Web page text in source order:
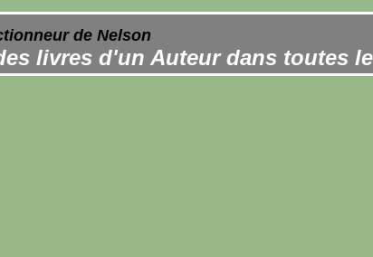
de Nelson
livres d'un Auteur dans toutes